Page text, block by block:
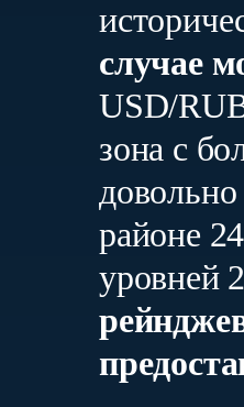
случае
USD/
зона с
районе
уровней